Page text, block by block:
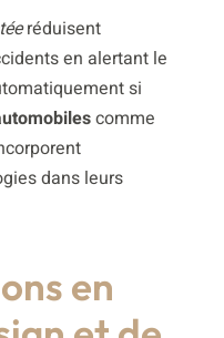
réduisent
en alertant le
si
comme
dans leurs
en